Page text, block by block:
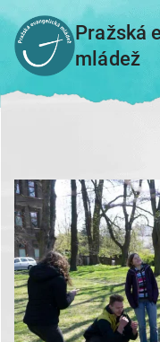
Přeskočit
na
obsah
Pražská
mládež